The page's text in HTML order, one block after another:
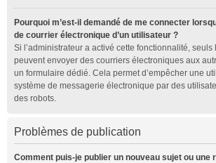
Pourquoi m’est-il demandé de me connecter
de courrier électronique d’un utilisateur ?
Si l’administrateur a activé cette fonctionnalité,
peuvent envoyer des courriers électroniques aux
un formulaire dédié. Cela permet d’empêcher une
système de messagerie électronique par des
des robots.
Problèmes de publication
Comment puis-je publier un nouveau sujet ou une